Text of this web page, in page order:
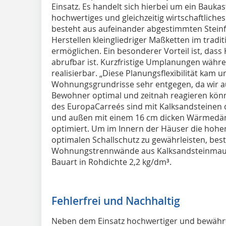
Einsatz. Es handelt sich hierbei um ein
hochwertiges und gleichzeitig
besteht aus aufeinander abgestimmten
Herstellen kleingliedriger Maßketten im
ermöglichen. Ein besonderer Vorteil ist, dass
abrufbar ist. Kurzfristige Umplanungen
realisierbar. „Diese Planungsflexibilität kam
Wohnungsgrundrisse sehr entgegen, da wir
Bewohner optimal und zeitnah reagieren
des EuropaCarreés sind mit Kalksandsteinen
und außen mit einem 16 cm dicken
optimiert. Um im Innern der Häuser die
optimalen Schallschutz zu gewährleisten,
Wohnungstrennwände aus
Bauart in Rohdichte 2,2 kg/dm³.
Fehlerfrei und Nachhaltig
Neben dem Einsatz hochwertiger und